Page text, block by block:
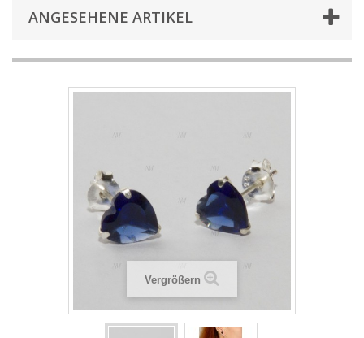
ANGESEHENE ARTIKEL
Vergrößern